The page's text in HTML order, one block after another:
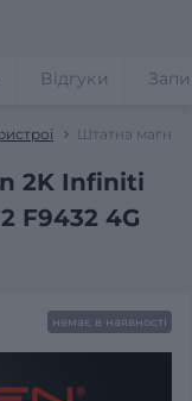
Штатна
2K Infiniti
F9432 4G
Відгуки
немає в наявності